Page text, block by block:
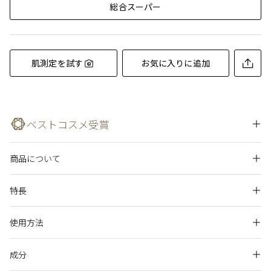
総合スーパー
肌測定を試す お気に入りに追加
ベストコスメ受賞
素敵なあの人 2023年ベストコスメ メイクアップ部門 準グラ
ンプリ
オンブルクルールクアドリ １
25ans ビューティ・メダリスト大賞 2023メイクアップ部門 シ
ルバー
オンブルクルールクアドリ ４
MAQUIA ベストコスメ2023年下半期アイパレット部門 1位
商品について
原点である光にフォーカスし、独自技術によって魅惑的な陰影
のグラデーションを演出。つけたての鮮やかな発色と、なめら
かな質感が長時間持続*。新発想のトリートメントアイシャドウ
12時間化粧持ち(つや・色持ちのよさ・ヨレ・色くすみ・粉っぽさのなさ)
特長
卓越した手応え
プライマーにパウダーアイシャドウを重ねることで目もとに
奥行き感が生まれ、光と色のグラデーション効果で品格のあ
使用方法
白チップまたは指先に左下のプライマーを適量とり、まぶた
全体に広げます。
成分